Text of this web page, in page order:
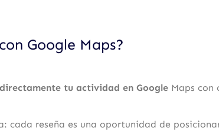
Google Maps?
tu actividad en Google Maps
cada reseña es una oportunidad de